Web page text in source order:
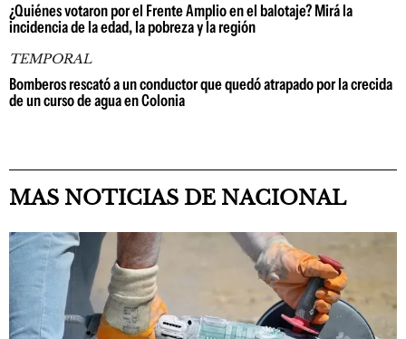
¿Quiénes votaron por el Frente Amplio en el balotaje? Mirá la
incidencia de la edad, la pobreza y la región
TEMPORAL
Bomberos rescató a un conductor que quedó atrapado por la crecida
de un curso de agua en Colonia
MAS NOTICIAS DE NACIONAL